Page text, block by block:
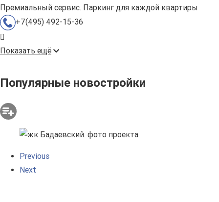
Премиальный сервис. Паркинг для каждой квартиры
+7(495) 492-15-36
Показать ещё
Популярные новостройки
Previous
Next